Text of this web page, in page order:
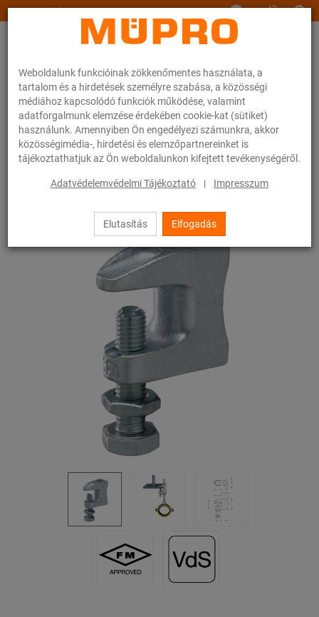
Weboldalunk funkcióinak zökkenőmentes használata, a
tartalom és a hirdetések személyre szabása, a közösségi
médiához kapcsolódó funkciók működése, valamint
adatforgalmunk elemzése érdekében cookie-kat (sütiket)
használunk. Amennyiben Ön engedélyezi számunkra, akkor
közösségimédia-, hirdetési és elemzőpartnereinket is
tájékoztathatjuk az Ön weboldalunkon kifejtett tevékenységéről.
Adatvédelemvédelmi Tájékoztató | Impresszum
Elutasítás Elfogadás
www.muepro.hu
Webáruhàz Rögzítéstechnika Szerelési anyagok Függesztő kapocs
67 / 83